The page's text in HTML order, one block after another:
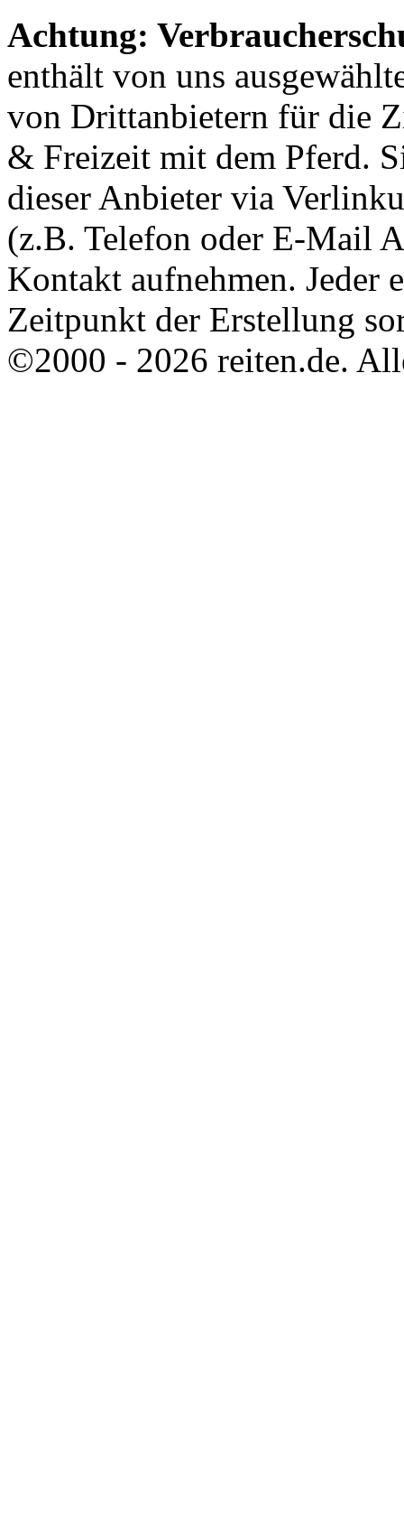
Achtung:
enthält von uns
von Drittanbietern für die
& Freizeit mit dem Pferd.
dieser Anbieter via
(z.B. Telefon oder E-Mail
Kontakt aufnehmen. Jeder
Zeitpunkt der Erstellung
©2000 - 2026 reiten.de.